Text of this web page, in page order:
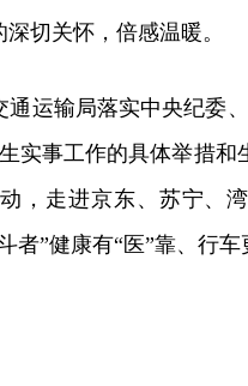
切关怀，倍感温暖。
运输局落实中央纪委
实事工作的具体举措和
，走进京东、苏宁、
者”健康有“医”靠、行车